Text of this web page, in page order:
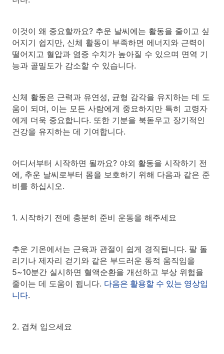
이것이 왜 중요할까요? 추운 날씨에는 활동을 줄이고 싶
어지기 쉽지만, 신체 활동이 부족하면 에너지와 근력이
떨어지고 혈압과 염증 수치가 높아질 수 있으며 면역 기
능과 골밀도가 감소할 수 있습니다.
신체 활동은 근력과 유연성, 균형 감각을 유지하는 데 도
움이 되며, 이는 모든 사람에게 중요하지만 특히 고령자
에게 더욱 중요합니다. 또한 기분을 북돋우고 장기적인
건강을 유지하는 데 기여합니다.
어디서부터 시작하면 될까요? 야외 활동을 시작하기 전
에, 추운 날씨로부터 몸을 보호하기 위해 다음과 같은 준
비를 하십시오.
1. 시작하기 전에 충분히 준비 운동을 해주세요
추운 기온에서는 근육과 관절이 쉽게 경직됩니다. 팔 돌
리기나 제자리 걷기와 같은 부드러운 동적 움직임을
5~10분간 실시하면 혈액순환을 개선하고 부상 위험을
줄이는 데 도움이 됩니다. 다음은 활용할 수 있는 영상입
니다.
2. 겹쳐 입으세요